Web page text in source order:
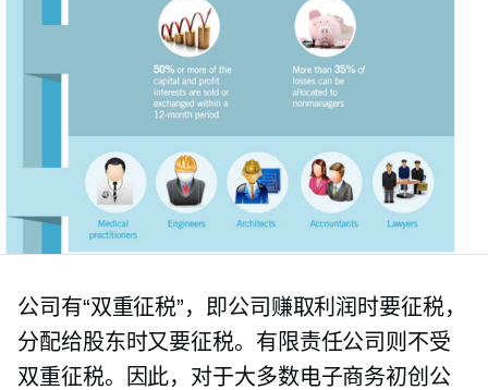
公司有“双重征税”，即公司赚取利润时要征税，
分配给股东时又要征税。有限责任公司则不受
双重征税。因此，对于大多数电子商务初创公